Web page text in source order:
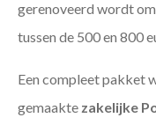
gerenoveerd wordt
tussen de 500 en 800
Een compleet pakket
gemaakte zakelijke